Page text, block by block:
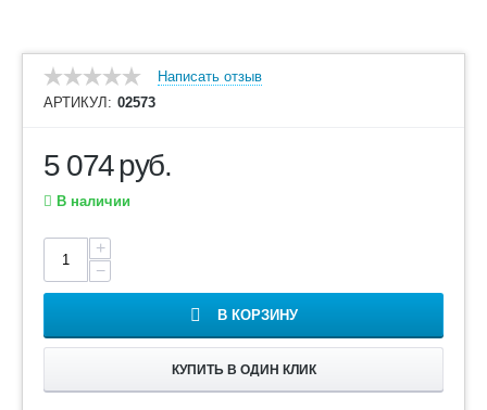
Написать отзыв
АРТИКУЛ: 02573
5 074руб.
В наличии
+
−
В КОРЗИНУ
КУПИТЬ В ОДИН КЛИК